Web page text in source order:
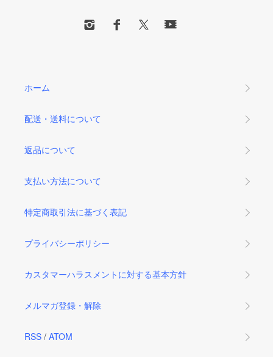
ホーム
配送・送料について
返品について
支払い方法について
特定商取引法に基づく表記
プライバシーポリシー
カスタマーハラスメントに対する基本方針
メルマガ登録・解除
RSS / ATOM